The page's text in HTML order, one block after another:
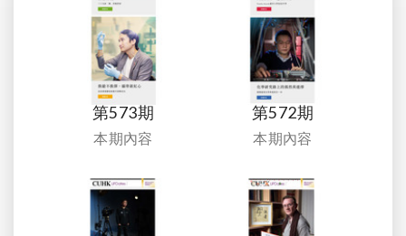
第573期
本期內容
第572期
本期內容